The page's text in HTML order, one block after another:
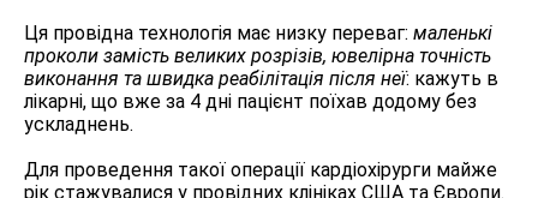
Ця провідна технологія має низку переваг: маленькі
проколи замість великих розрізів, ювелірна точність
виконання та швидка реабілітація після неї: кажуть в
лікарні, що вже за 4 дні пацієнт поїхав додому без
ускладнень.
Для проведення такої операції кардіохірурги майже
рік стажувалися у провідних клініках США та Європи.